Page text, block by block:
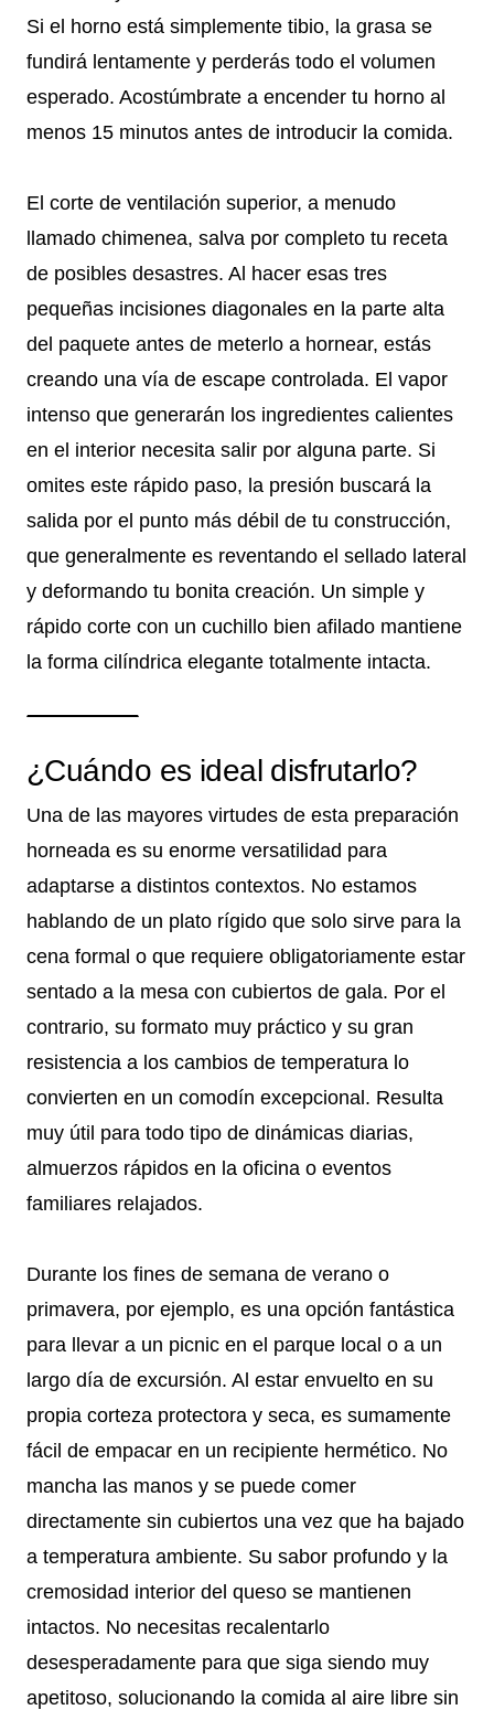
Si el horno está simplemente tibio, la grasa se
fundirá lentamente y perderás todo el volumen
esperado. Acostúmbrate a encender tu horno al
menos 15 minutos antes de introducir la comida.
El corte de ventilación superior, a menudo
llamado chimenea, salva por completo tu receta
de posibles desastres. Al hacer esas tres
pequeñas incisiones diagonales en la parte alta
del paquete antes de meterlo a hornear, estás
creando una vía de escape controlada. El vapor
intenso que generarán los ingredientes calientes
en el interior necesita salir por alguna parte. Si
omites este rápido paso, la presión buscará la
salida por el punto más débil de tu construcción,
que generalmente es reventando el sellado lateral
y deformando tu bonita creación. Un simple y
rápido corte con un cuchillo bien afilado mantiene
la forma cilíndrica elegante totalmente intacta.
¿Cuándo es ideal disfrutarlo?
Una de las mayores virtudes de esta preparación
horneada es su enorme versatilidad para
adaptarse a distintos contextos. No estamos
hablando de un plato rígido que solo sirve para la
cena formal o que requiere obligatoriamente estar
sentado a la mesa con cubiertos de gala. Por el
contrario, su formato muy práctico y su gran
resistencia a los cambios de temperatura lo
convierten en un comodín excepcional. Resulta
muy útil para todo tipo de dinámicas diarias,
almuerzos rápidos en la oficina o eventos
familiares relajados.
Durante los fines de semana de verano o
primavera, por ejemplo, es una opción fantástica
para llevar a un picnic en el parque local o a un
largo día de excursión. Al estar envuelto en su
propia corteza protectora y seca, es sumamente
fácil de empacar en un recipiente hermético. No
mancha las manos y se puede comer
directamente sin cubiertos una vez que ha bajado
a temperatura ambiente. Su sabor profundo y la
cremosidad interior del queso se mantienen
intactos. No necesitas recalentarlo
desesperadamente para que siga siendo muy
apetitoso, solucionando la comida al aire libre sin